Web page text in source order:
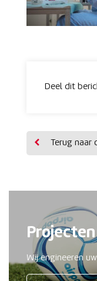
Deel dit
Terug naar
Projecten
Wij engineeren